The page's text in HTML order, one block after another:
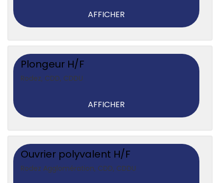
AFFICHER
Plongeur H/F
Rodez, CDD, CDDU
AFFICHER
Ouvrier polyvalent H/F
Rodez Agglomération, CDD, CDDU